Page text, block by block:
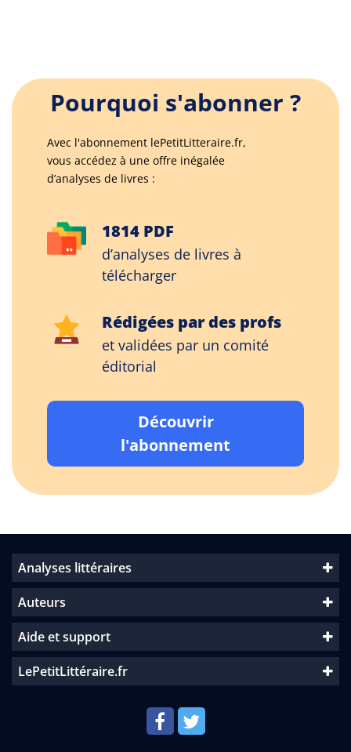
Pourquoi s'abonner ?
Avec l'abonnement lePetitLitteraire.fr,
vous accédez à une offre inégalée
d’analyses de livres :
1814 PDF
d’analyses de livres à
télécharger
Rédigées par des profs
et validées par un comité
éditorial
Découvrir
l'abonnement
Analyses littéraires
Auteurs
Aide et support
LePetitLittéraire.fr